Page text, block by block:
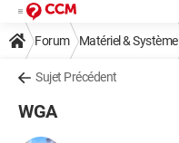
Forum Matériel & Système
Sujet Précédent
WGA